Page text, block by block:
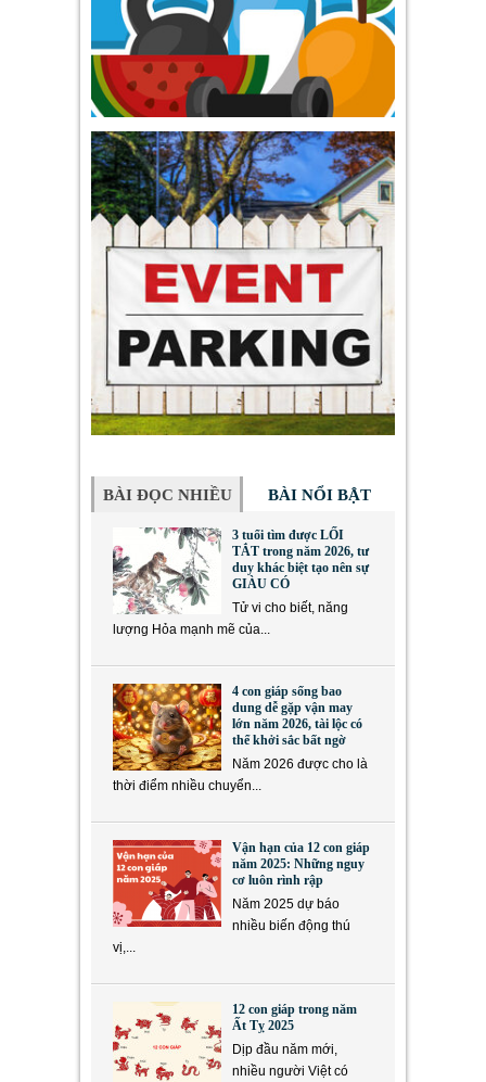
BÀI ĐỌC NHIỀU BÀI NỔI BẬT
3 tuổi tìm được LỐI
TẮT trong năm 2026, tư
duy khác biệt tạo nên sự
GIÀU CÓ
Tử vi cho biết, năng
lượng Hỏa mạnh mẽ của...
4 con giáp sống bao
dung dễ gặp vận may
lớn năm 2026, tài lộc có
thể khởi sắc bất ngờ
Năm 2026 được cho là
thời điểm nhiều chuyển...
Vận hạn của 12 con giáp
năm 2025: Những nguy
cơ luôn rình rập
Năm 2025 dự báo
nhiều biến động thú
vị,...
12 con giáp trong năm
Ất Tỵ 2025
Dịp đầu năm mới,
nhiều người Việt có